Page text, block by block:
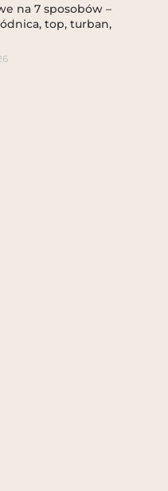
na 7 sposobów –
top, turban,